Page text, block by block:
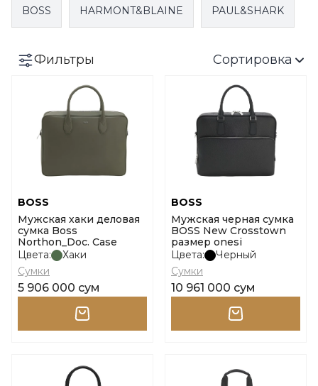
BOSS HARMONT&BLAINE PAUL&SHARK
Фильтры Сортировка
BOSS
Мужская хаки деловая
сумка Boss
Northon_Doc. Case
Цвета:
Хаки
Сумки
5 906 000 сум
BOSS
Мужская черная сумка
BOSS New Crosstown
размер onesi
Цвета:
Черный
Сумки
10 961 000 сум